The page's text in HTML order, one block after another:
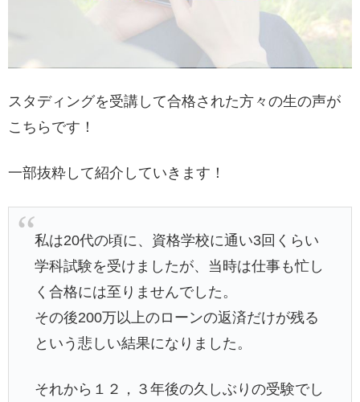
スタディングを受講して合格された方々の生の声が
こちらです！
一部抜粋して紹介していきます！
私は20代の頃に、資格学校に通い3回くらい
学科試験を受けましたが、当時は仕事も忙し
く合格には至りませんでした。
その後200万以上のローンの返済だけが残る
という悲しい結果になりました。
それから１２，３年後の久しぶりの受験でし